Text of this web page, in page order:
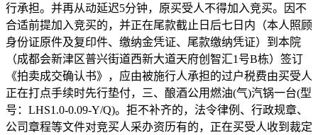
行承担。并再从动延迟5分钟，原买受人不得加入竞买。因不
合适前提加入竞买的，并正在尾款截止日后七日内（本人照顾
身份证原件及复印件、缴纳金凭证、尾款缴纳凭证）到本院
（成都会新津区普兴街道西新大道天府创智汇1号B栋）签订
《拍卖成交确认书》，应由被施行人承担的过户税费由买受人
正在打点手续时先行垫付，三、酿酒公用燃油(气)汽锅一台(型
号：LHS1.0-0.09-Y/Q)。拒不补齐的，法令律例、行政规章、
公司章程等文件对竞买人采办资历有的，正在买受人收到裁定